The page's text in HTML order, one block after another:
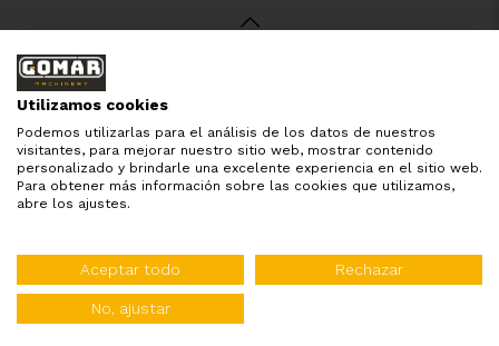
© 2021 Gomar Machinery -
Privacidad
Todas las marcas aquí mencionadas son de simple
referencia, es solo para especificar los productos que
comercializamos y el servicio que brindamos. Nuestra
empresa respeta todos los derechos de marca reservados
Diseñado por:
Distribuidor oficial de:
Utilizamos cookies
Podemos utilizarlas para el análisis de los datos de nuestros
visitantes, para mejorar nuestro sitio web, mostrar contenido
personalizado y brindarle una excelente experiencia en el sitio web.
Para obtener más información sobre las cookies que utilizamos,
abre los ajustes.
Aceptar todo Rechazar
No, ajustar